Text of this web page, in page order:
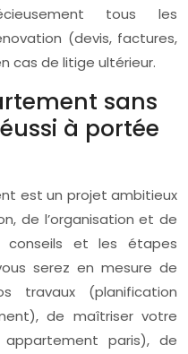
tous les
(devis, factures,
cas de litige ultérieur.
sans
à portée
est un projet ambitieux
de l’organisation et de
conseils et les étapes
serez en mesure de
travaux (planification
de maîtriser votre
paris), de